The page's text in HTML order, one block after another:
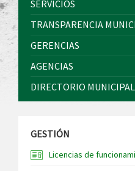
SERVICIOS
TRANSPARENCIA
GERENCIAS
AGENCIAS
DIRECTORIO MUNICIPAL
GESTIÓN
Licencias de